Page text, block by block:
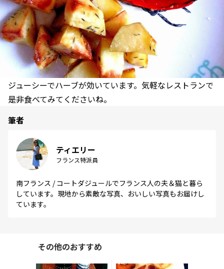
ジューシーでハーブが効いています。気軽なレストランで
是非食べてみてくださいね。
筆者
ティエリー
フランス特派員
南フランス / コートダジュールでフランス人の夫＆猫と暮ら
しています。現地から素敵な写真、おいしい写真もお届けし
ています。
その他のおすすめ